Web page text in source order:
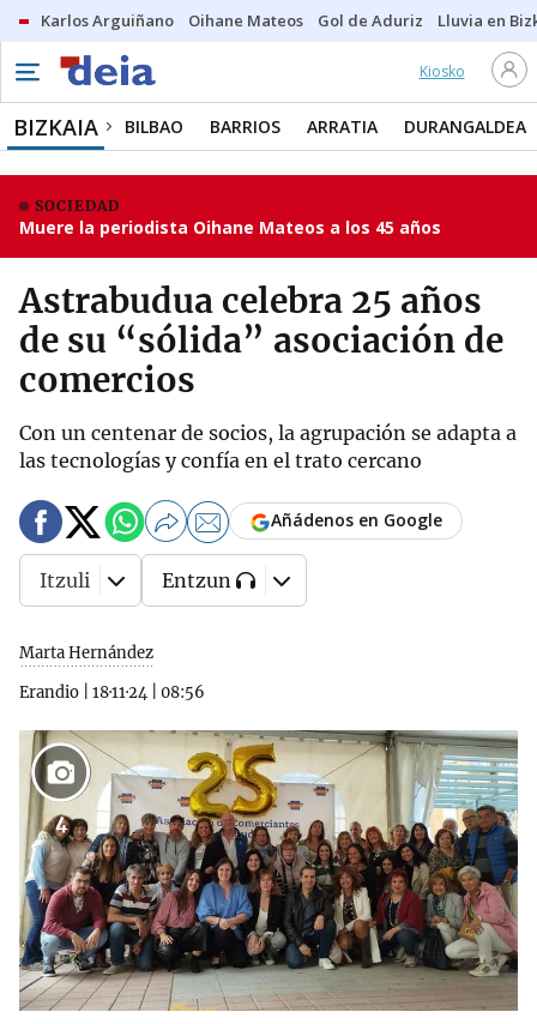
Karlos Arguiñano Oihane Mateos Gol de Aduriz Lluvia en
Kiosko
BIZKAIA BILBAO BARRIOS ARRATIA DURANGALDEA
SOCIEDAD
Muere la periodista Oihane Mateos a los 45 años
Astrabudua celebra 25 años
de su “sólida” asociación de
comercios
Con un centenar de socios, la agrupación se adapta a
las tecnologías y confía en el trato cercano
Marta Hernández
Erandio
18·11·24 08:56
Añádenos en Google
Itzuli Entzun
4